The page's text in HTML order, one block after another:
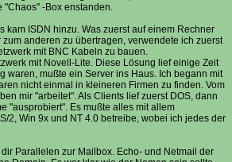
"Chaos" -Box enstanden.
ISDN hinzu. Was zuerst auf einem Rechner
anderen zu übertragen, verwendete ich zuerst
mit BNC Kabeln zu bauen.
mit Novell-Lite. Diese Lösung lief einige Zeit
mußte ein Server ins Haus. Ich begann mit
nicht einmal in kleineren Firmen zu finden. Vom
mir "arbeitet". Als Clients lief zuerst DOS, dann
"ausprobiert". Es mußte alles mit allem
2, Win 9x und NT 4.0 betreibe, wobei ich jedes der
Parallelen zur Mailbox. Echo- und Netmail der